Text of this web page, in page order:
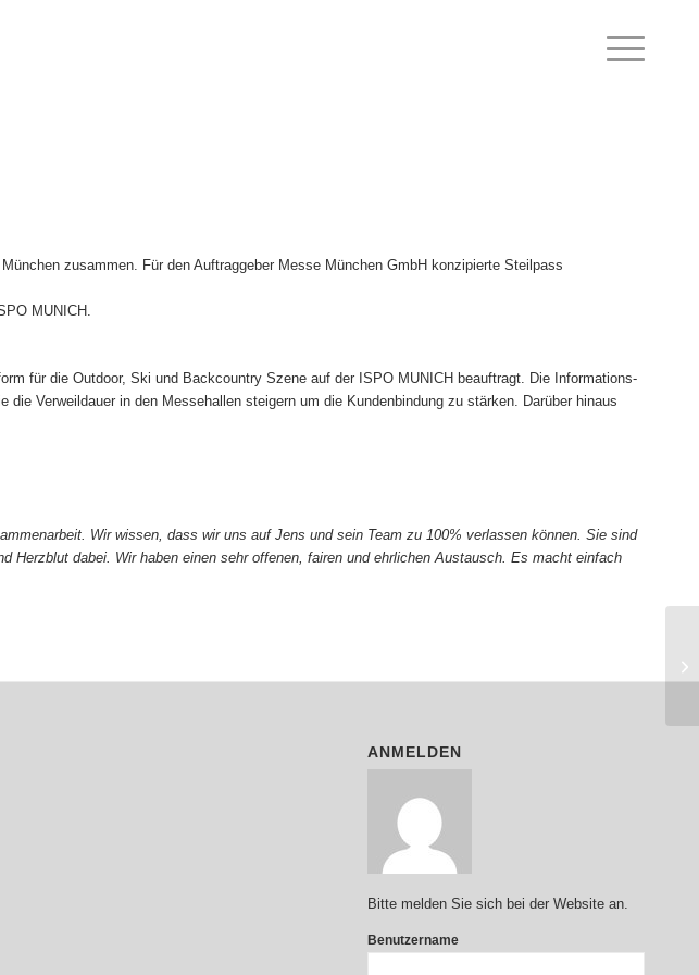
zusammen. Für den Auftraggeber Messe München GmbH konzipierte Steilpass
MUNICH.
für die Outdoor, Ski und Backcountry Szene auf der ISPO MUNICH beauftragt. Die Informations-
Verweildauer in den Messehallen steigern um die Kundenbindung zu stärken. Darüber hinaus
Wir wissen, dass wir uns auf Jens und sein Team zu 100% verlassen können. Sie sind
dabei. Wir haben einen sehr offenen, fairen und ehrlichen Austausch. Es macht einfach
ANMELDEN
Bitte melden Sie sich bei der Website an.
Benutzername